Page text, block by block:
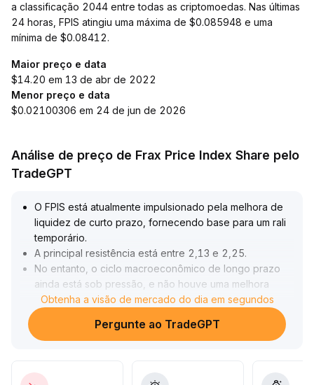
a classificação 2044 entre todas as criptomoedas. Nas últimas
24 horas, FPIS atingiu uma máxima de $0.085948 e uma
mínima de $0.08412.
Maior preço e data
$14.20 em 13 de abr de 2022
Menor preço e data
$0.02100306 em 24 de jun de 2026
Análise de preço de Frax Price Index Share pelo
TradeGPT
O FPIS está atualmente impulsionado pela melhora de
liquidez de curto prazo, fornecendo base para um rali
temporário.
A principal resistência está entre 2,13 e 2,25.
No entanto, o ciclo macroeconômico de longo prazo
ainda está sob pressão, e não houve uma melhora
fundamental nas taxas dos contratos nem no volume
negociado, limitando o espaço para recuperação de
máximo 20% do capital total, realizando lucros
Obtenha a visão de mercado do dia em segundos
Pergunte ao TradeGPT